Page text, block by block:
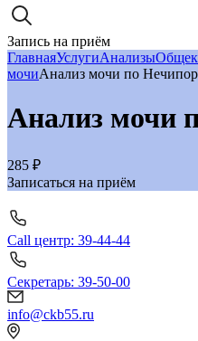
Запись на приём
ГлавнаяУслугиАнализы
мочиАнализ мочи по
Анализ мочи
285 ₽
Записаться на приём
Call центр: 39-44-44
Секретарь: 39-50-00
info@ckb55.ru